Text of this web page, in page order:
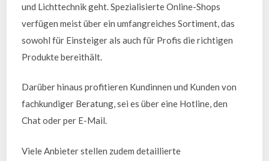
und Lichttechnik geht. Spezialisierte Online-Shops
verfügen meist über ein umfangreiches Sortiment, das
sowohl für Einsteiger als auch für Profis die richtigen
Produkte bereithält.
Darüber hinaus profitieren Kundinnen und Kunden von
fachkundiger Beratung, sei es über eine Hotline, den
Chat oder per E-Mail.
Viele Anbieter stellen zudem detaillierte